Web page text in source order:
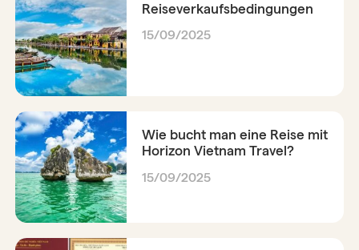
Reiseverkaufsbedingungen
15/09/2025
Wie bucht man eine Reise mit
Horizon Vietnam Travel?
15/09/2025